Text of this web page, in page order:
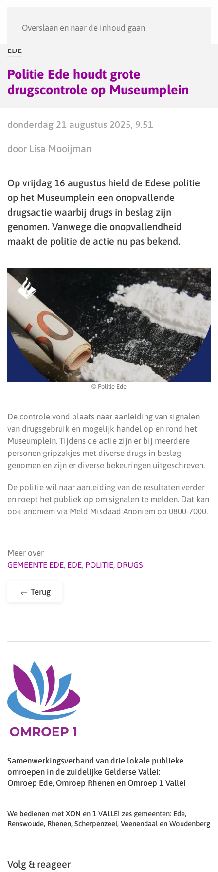
Overslaan en naar de inhoud gaan
EDE
Politie Ede houdt grote
drugscontrole op Museumplein
donderdag 21 augustus 2025, 9.51
door Lisa Mooijman
Op vrijdag 16 augustus hield de Edese politie
op het Museumplein een onopvallende
drugsactie waarbij drugs in beslag zijn
genomen. Vanwege die onopvallendheid
maakt de politie de actie nu pas bekend.
© Politie Ede
De controle vond plaats naar aanleiding van signalen
van drugsgebruik en mogelijk handel op en rond het
Museumplein. Tijdens de actie zijn er bij meerdere
personen gripzakjes met diverse drugs in beslag
genomen en zijn er diverse bekeuringen uitgeschreven.
De politie wil naar aanleiding van de resultaten verder
en roept het publiek op om signalen te melden. Dat kan
ook anoniem via Meld Misdaad Anoniem op 0800-7000.
Meer over
GEMEENTE EDE, EDE, POLITIE, DRUGS
Terug
Samenwerkingsverband van drie lokale publieke
omroepen in de zuidelijke Gelderse Vallei:
Omroep Ede, Omroep Rhenen en Omroep 1 Vallei
We bedienen met XON en 1 VALLEI zes gemeenten: Ede,
Renswoude, Rhenen, Scherpenzeel, Veenendaal en Woudenberg
Volg & reageer